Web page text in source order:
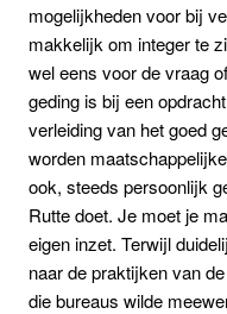
mogelijkheden voor bij
makkelijk om integer te
wel eens voor de vraag
geding is bij een
verleiding van het goed
worden
ook, steeds persoonlijk
Rutte doet. Je moet je
eigen inzet. Terwijl
naar de praktijken van
die bureaus wilde